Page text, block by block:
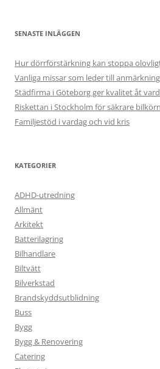
SENASTE INLÄGGEN
Hur dörrförstärkning kan stoppa
Vanliga missar som leder till
Städfirma i Göteborg ger kvalitet åt
Riskettan i Stockholm för säkrare
Familjestöd i vardag och vid kris
KATEGORIER
ADHD-utredning
Allmänt
Arkitekt
Batterilagring
Bilhandlare
Biltvätt
Bilverkstad
Brandskyddsutblidning
Buss
Bygg
Bygg & Renovering
Catering